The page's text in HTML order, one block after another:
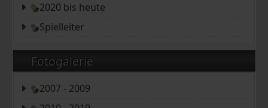
2020 bis heute
Spielleiter
Fotogalerie
2007 - 2009